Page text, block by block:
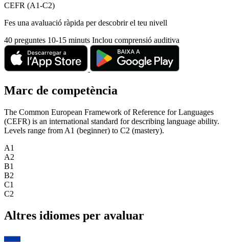
CEFR (A1-C2)
Fes una avaluació ràpida per descobrir el teu nivell
40 preguntes 10-15 minuts Inclou comprensió auditiva
Marc de competència
The Common European Framework of Reference for Languages
(CEFR) is an international standard for describing language ability.
Levels range from A1 (beginner) to C2 (mastery).
A1
A2
B1
B2
C1
C2
Altres idiomes per avaluar